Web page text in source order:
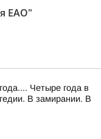
ЕАО"
Четыре года в
В замирании. В